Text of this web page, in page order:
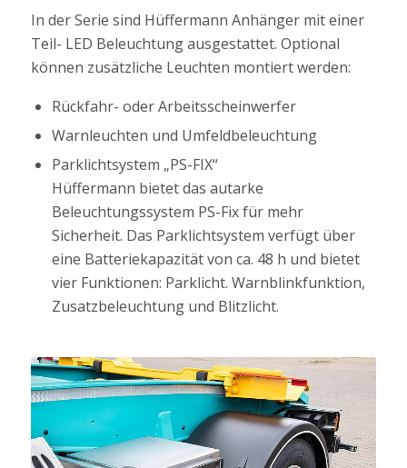
In der Serie sind Hüffermann Anhänger mit einer
Teil- LED Beleuchtung ausgestattet. Optional
können zusätzliche Leuchten montiert werden:
Rückfahr- oder Arbeitsscheinwerfer
Warnleuchten und Umfeldbeleuchtung
Parklichtsystem „PS-FIX“
Hüffermann bietet das autarke
Beleuchtungssystem PS-Fix für mehr
Sicherheit. Das Parklichtsystem verfügt über
eine Batteriekapazität von ca. 48 h und bietet
vier Funktionen: Parklicht. Warnblinkfunktion,
Zusatzbeleuchtung und Blitzlicht.